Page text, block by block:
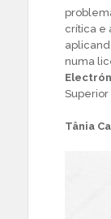
crítica e
numa
Tânia